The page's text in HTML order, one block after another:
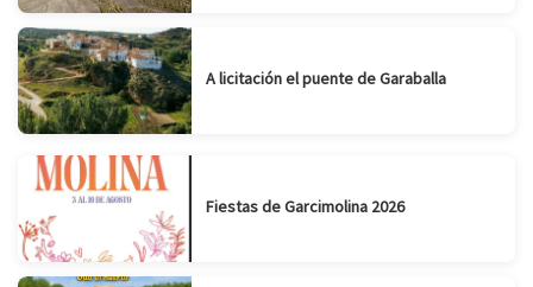
A licitación el puente de Garaballa
Fiestas de Garcimolina 2026